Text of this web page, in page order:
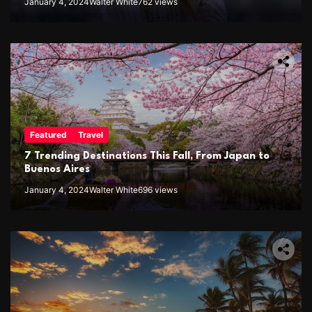
Featured Travel
7 Trending Destinations This Fall, From Japan to
Buenos Aires
January 4, 2024Walter White696 views